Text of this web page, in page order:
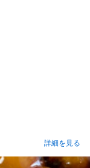
詳細を見る